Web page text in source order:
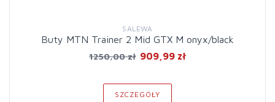
SALEWA
Buty MTN Trainer 2 Mid GTX M onyx/black
1250,00 zł 909,99 zł
SZCZEGÓŁY